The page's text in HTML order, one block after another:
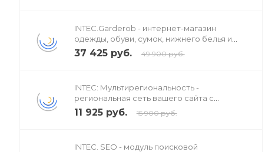
INTEC.Garderob - интернет-магазин
одежды, обуви, сумок, нижнего белья и
аксессуаров
37 425 руб. 49 900 руб.
INTEC: Мультирегиональность -
региональная сеть вашего сайта с
продвижением в поисковиках
11 925 руб. 15 900 руб.
INTEC. SEO - модуль поисковой